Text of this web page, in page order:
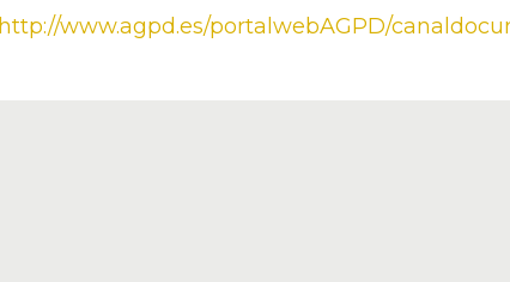
http://www.agpd.es/portalwebAGPD/